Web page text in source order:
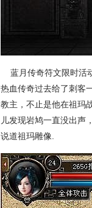
蓝月传奇符文限时活
热血传奇过去给了刺客
教主，不止是他在祖玛
儿发现岩鸠一直没出声
说道祖玛雕像.